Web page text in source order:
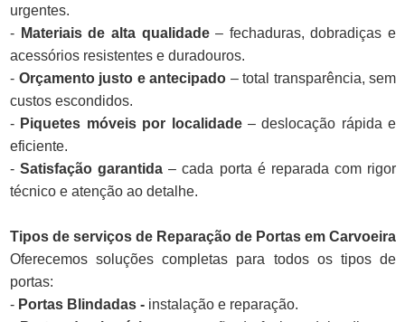
urgentes.
- Materiais de alta qualidade– fechaduras, dobradiças e
acessórios resistentes e duradouros.
- Orçamento justo e antecipado – total transparência, sem
custos escondidos.
- Piquetes móveis por localidade– deslocação rápida e
eficiente.
-Satisfação garantida – cada porta é reparada com rigor
técnico e atenção ao detalhe.
Tipos de serviços de Reparação de Portas em Carvoeira
Oferecemos soluções completas para todos os tipos de
portas:
- Portas Blindadas - instalação e reparação.